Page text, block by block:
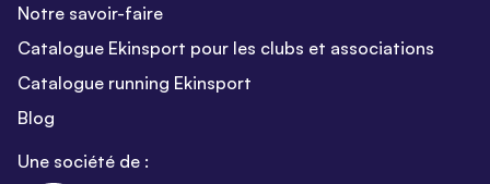
Notre savoir-faire
Catalogue Ekinsport pour les clubs et associations
Catalogue running Ekinsport
Blog
Une société de :